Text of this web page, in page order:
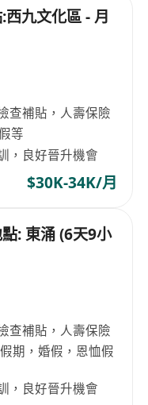
九文化區 - 月
查補貼，人壽保險
等
，良好晉升機會
$30K-34K/月
: 東涌 (6天9小
查補貼，人壽保險
期，婚假，恩恤假
，良好晉升機會